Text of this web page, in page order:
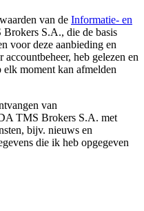
van de Informatie- en
S.A., die de basis
voor deze aanbieding en
heb gelezen en
moment kan afmelden
van
TMS Brokers S.A. met
bijv. nieuws en
die ik heb opgegeven